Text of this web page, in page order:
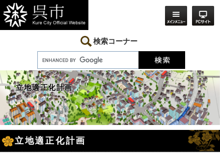
ー
ジ
の
ニ
ュ
ー
て
本
へ
検索コーナー
立地適正化計画
文
立地適正化計画